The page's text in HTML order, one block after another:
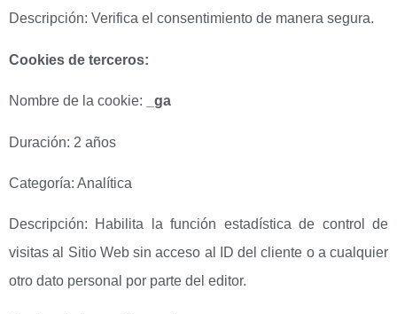
Descripción: Verifica el consentimiento de manera segura.
Cookies de terceros:
Nombre de la cookie: _ga
Duración: 2 años
Categoría: Analítica
Descripción: Habilita la función estadística de control de
visitas al Sitio Web sin acceso al ID del cliente o a cualquier
otro dato personal por parte del editor.